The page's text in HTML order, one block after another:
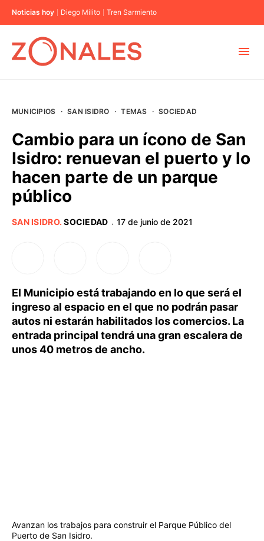
Noticias hoy Diego Milito Tren Sarmiento
BUENOS AIRES
PROVINCIAS
MUNICIPIOS · SAN ISIDRO · TEMAS · SOCIEDAD
Cambio para un ícono de San
Isidro: renuevan el puerto y lo
hacen parte de un parque
público
SAN ISIDRO.SOCIEDAD · 17 de junio de 2021
El Municipio está trabajando en lo que será el
ingreso al espacio en el que no podrán pasar
autos ni estarán habilitados los comercios. La
entrada principal tendrá una gran escalera de
unos 40 metros de ancho.
Avanzan los trabajos para construir el Parque Público del
Puerto de San Isidro.